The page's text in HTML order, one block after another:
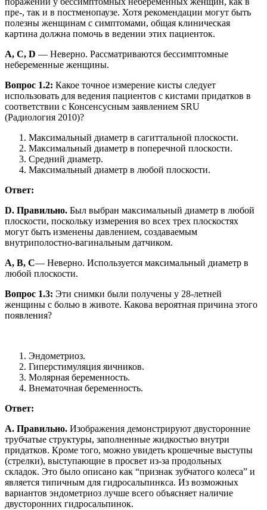
пре-, так и в постменопаузе. Хотя рекомендации могут быть
полезны женщинам с симптомами, общая клиническая
картина должна помочь в ведении этих пациенток.
A, C, D — Неверно. Рассматриваются бессимптомные
небеременные женщины.
Вопрос 1.2: Какое точное измерение кисты следует
использовать для ведения пациентов с кистами придатков в
соответствии с Консенсусным заявлением SRU
(Радиология 2010)?
Максимальный диаметр в сагиттальной плоскости.
Максимальный диаметр в поперечной плоскости.
Средний диаметр.
Максимальный диаметр в любой плоскости.
Ответ:
D. Правильно. Был выбран максимальный диаметр в любой
плоскости, поскольку измерения во всех трех плоскостях
могут быть изменены давлением, создаваемым
внутриполостно-вагинальным датчиком.
A, B, C— Неверно. Используется максимальный диаметр в
любой плоскости.
Вопрос 1.3: Эти снимки были получены у 28-летней
женщины с болью в животе. Какова вероятная причина этого
появления?
Эндометриоз.
Гиперстимуляция яичников.
Молярная беременность.
Внематочная беременность.
Ответ:
A. Правильно. Изображения демонстрируют двусторонние
трубчатые структуры, заполненные жидкостью внутри
придатков. Кроме того, можно увидеть крошечные выступы
(стрелки), выступающие в просвет из-за продольных
складок. Это было описано как “признак зубчатого колеса” и
является типичным для гидросальпинкса. Из возможных
вариантов эндометриоз лучше всего объясняет наличие
двусторонних гидросальпинок.